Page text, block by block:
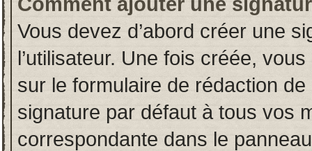
Vous devez d’abord créer une
l’utilisateur. Une fois créée,
sur le formulaire de rédaction
signature par défaut à tous vos
correspondante dans le